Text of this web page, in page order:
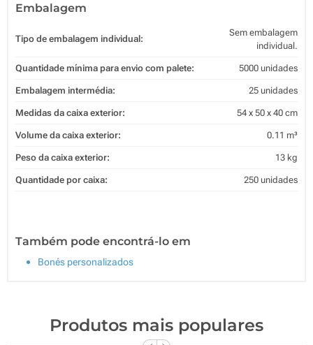
Embalagem
Tipo de embalagem individual:
Sem embalagem
individual.
Quantidade mínima para envio com palete: 5000 unidades
Embalagem intermédia: 25 unidades
Medidas da caixa exterior: 54 x 50 x 40 cm
Volume da caixa exterior: 0.11 m³
Peso da caixa exterior: 13 kg
Quantidade por caixa: 250 unidades
Também pode encontrá-lo em
Bonés personalizados
Produtos mais populares